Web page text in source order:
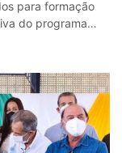
para formação
do programa